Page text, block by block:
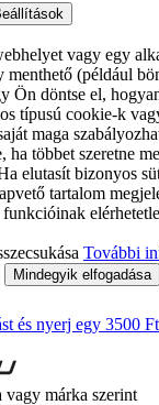
vagy egy
(például
Ön döntse el,
típusú cookie-k
maga
ha többet szeretne
elutasít bizonyos
tartalom
További
Mindegyik elfogadása
és nyerj egy 3500
vagy márka szerint